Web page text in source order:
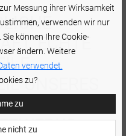
ECHTE
UNSERES
Messung ihrer Wirksamkeit
verwenden wir nur
können Ihre Cookie-
ändern. Weitere
verwendet.
zu?
zu
nicht zu